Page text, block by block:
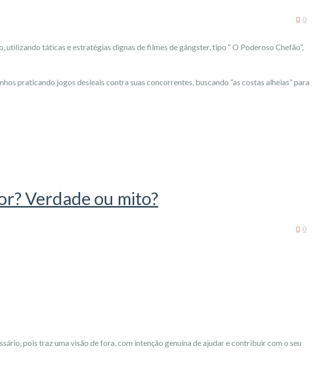
0
táticas e estratégias dignas de filmes de gângster, tipo “ O Poderoso Chefão”,
praticando jogos desleais contra suas concorrentes, buscando “as costas alheias” para
Verdade ou mito?
0
pois traz uma visão de fora, com intenção genuína de ajudar e contribuir com o seu